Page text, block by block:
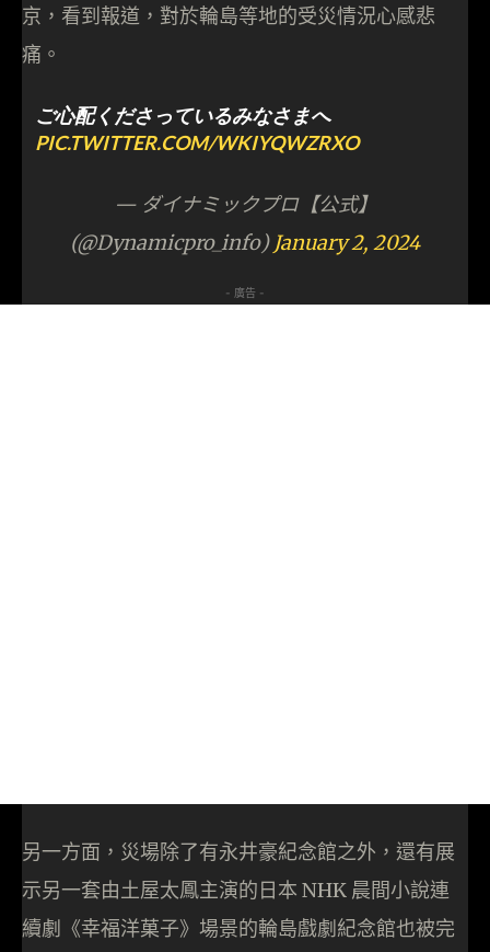
京，看到報道，對於輪島等地的受災情況心感悲
痛。
ご心配くださっているみなさまへ
PIC.TWITTER.COM/WKIYQWZRXO
— ダイナミックプロ【公式】
(@Dynamicpro_info) January 2, 2024
- 廣告 -
另一方面，災場除了有永井豪紀念館之外，還有展
示另一套由土屋太鳳主演的日本 NHK 晨間小說連
續劇《幸福洋菓子》場景的輪島戲劇紀念館也被完